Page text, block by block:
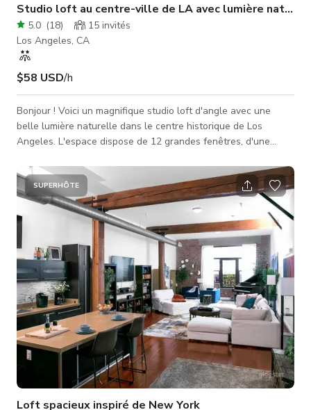
Studio loft au centre-ville de LA avec lumière
5.0 (18) 15 invités
Los Angeles, CA
$58 USD/h
Bonjour ! Voici un magnifique studio loft d'angle avec une
belle lumière naturelle dans le centre historique de Los
Angeles. L'espace dispose de 12 grandes fenêtres, d'une
des séances photo, tournages vidéo, soirées jeux de société,
ou une pause de la ville. Proche de Little Tokyo et du quartier
des Arts à DTLA ! Il est entièrement meublé, avec une salle de
bain privée et une cuisine complète. Je dispose d'un fond bl
SUPERHÔTE
Loft spacieux inspiré de New York